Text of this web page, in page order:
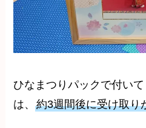
ひなまつりパックで付い
は、約3週間後に受け取り